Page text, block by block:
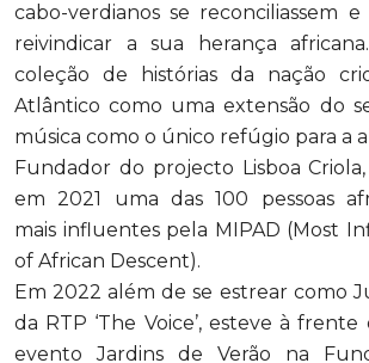
cabo-verdianos se reconciliassem
reivindicar a sua herança
coleção de histórias da nação
Atlântico como uma extensão do
música como o único refúgio para a
Fundador do projecto Lisboa
em 2021 uma das 100 pessoas
mais influentes pela MIPAD (Most
of African Descent).
Em 2022 além de se estrear como
da RTP ‘The Voice’, esteve à
evento Jardins de Verão na